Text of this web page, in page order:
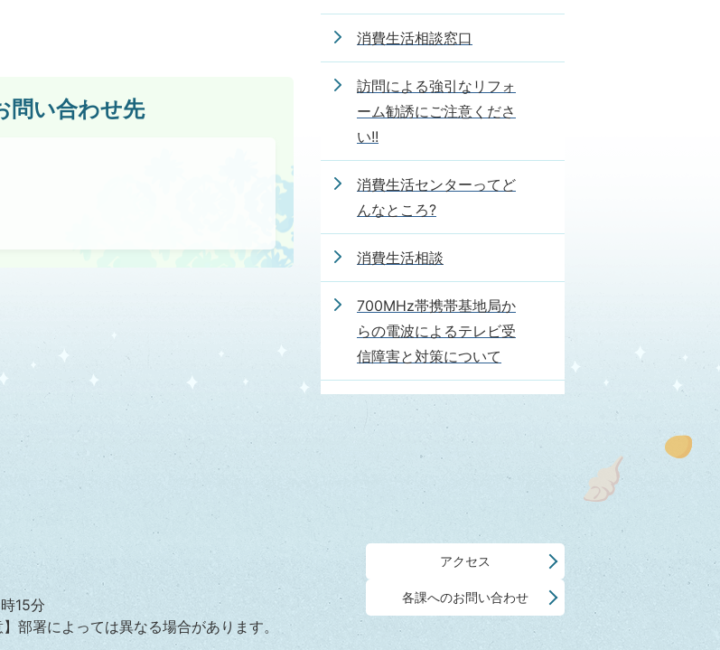
問い合わせ先
消費生活相談窓口
訪問による強引なリフォ
ーム勧誘にご注意くださ
い!!
消費生活センターってど
んなところ?
消費生活相談
700MHz帯携帯基地局か
らの電波によるテレビ受
信障害と対策について
15分
】部署によっては異なる場合があります。
アクセス
各課へのお問い合わせ